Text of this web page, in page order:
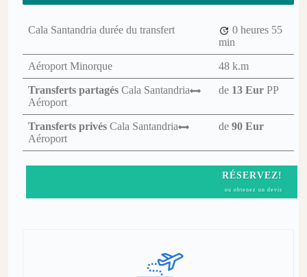
Cala Santandria durée du transfert 0 heures 55
min
Aéroport Minorque 48 k.m
Transferts partagés Cala Santandria
Aéroport
de 13 Eur PP
Transferts privés Cala Santandria
Aéroport
de 90 Eur
RÉSERVEZ!
ou obtenez un devis